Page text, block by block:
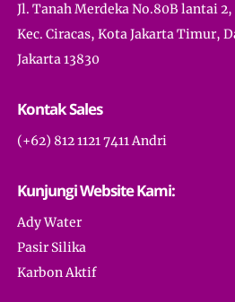
Jl. Tanah Merdeka No.80B lantai
Kec. Ciracas, Kota Jakarta Timur,
Jakarta 13830
Kontak Sales
(+62) 812 1121 7411 Andri
Kunjungi Website Kami:
Ady Water
Pasir Silika
Karbon Aktif